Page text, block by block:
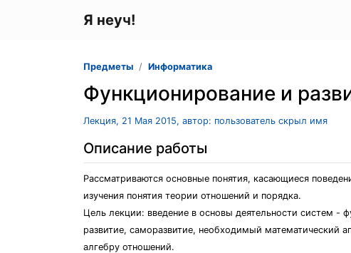
Я неуч!
Предметы Информатика
Функционирование и
Лекция, 21 Мая 2015, автор: пользователь скрыл имя
Описание работы
Рассматриваются основные понятия, касающиеся
изучения понятия теории отношений и порядка.
Цель лекции: введение в основы деятельности систем -
развитие, саморазвитие, необходимый математический
алгебру отношений.